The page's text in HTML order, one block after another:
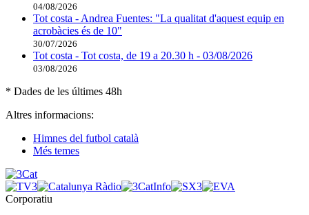
04/08/2026
Tot costa - Andrea Fuentes: "La qualitat d'aquest equip en
acrobàcies és de 10"
30/07/2026
Tot costa - Tot costa, de 19 a 20.30 h - 03/08/2026
03/08/2026
* Dades de les últimes 48h
Altres informacions:
Himnes del futbol català
Més temes
Corporatiu